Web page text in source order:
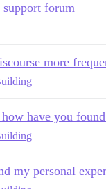
forum
more
have you
my personal